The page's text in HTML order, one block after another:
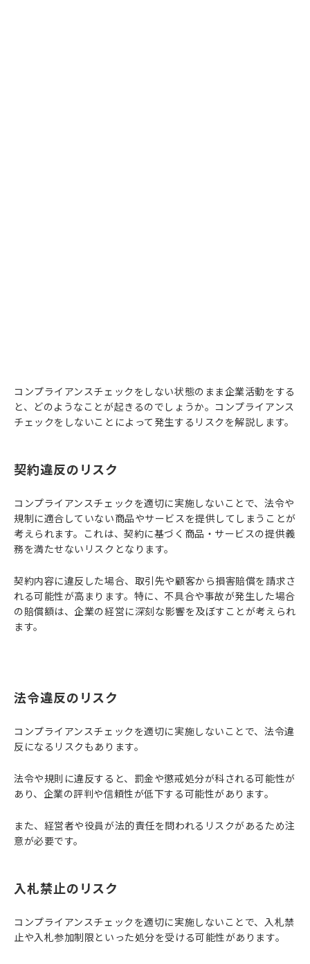
コンプライアンスチェックをしない状態のまま企業活動をする
と、どのようなことが起きるのでしょうか。コンプライアンス
チェックをしないことによって発生するリスクを解説します。
契約違反のリスク
コンプライアンスチェックを適切に実施しないことで、法令や
規制に適合していない商品やサービスを提供してしまうことが
考えられます。これは、契約に基づく商品・サービスの提供義
務を満たせないリスクとなります。
契約内容に違反した場合、取引先や顧客から損害賠償を請求さ
れる可能性が高まります。特に、不具合や事故が発生した場合
の賠償額は、企業の経営に深刻な影響を及ぼすことが考えられ
ます。
法令違反のリスク
コンプライアンスチェックを適切に実施しないことで、法令違
反になるリスクもあります。
法令や規則に違反すると、罰金や懲戒処分が科される可能性が
あり、企業の評判や信頼性が低下する可能性があります。
また、経営者や役員が法的責任を問われるリスクがあるため注
意が必要です。
入札禁止のリスク
コンプライアンスチェックを適切に実施しないことで、入札禁
止や入札参加制限といった処分を受ける可能性があります。